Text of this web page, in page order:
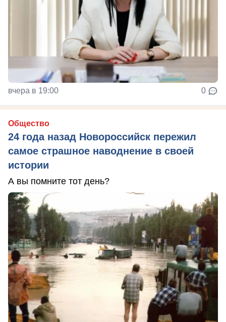
вчера в 19:00 0
Общество
24 года назад Новороссийск пережил
самое страшное наводнение в своей
истории
А вы помните тот день?